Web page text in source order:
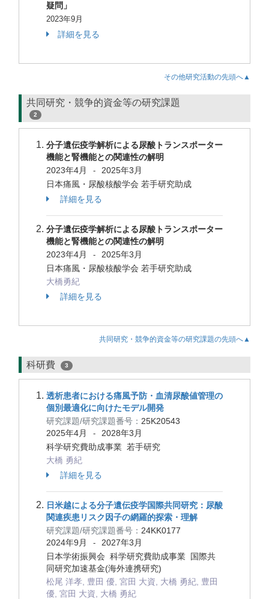
疑問」
2023年9月
詳細を見る
その他研究活動の先頭へ▲
共同研究・競争的資金等の研究課題
2
分子遺伝疫学解析による尿酸トランスポーター
機能と腎機能との関連性の解明
2023年4月
-
2025年3月
日本痛風・尿酸核酸学会 若手研究助成
詳細を見る
分子遺伝疫学解析による尿酸トランスポーター
機能と腎機能との関連性の解明
2023年4月
-
2025年3月
日本痛風・尿酸核酸学会 若手研究助成
大橋勇紀
詳細を見る
共同研究・競争的資金等の研究課題の先頭へ▲
科研費 3
透析患者における痛風予防・血清尿酸値管理の
個別最適化に向けたモデル開発
研究課題/研究課題番号： 25K20543
2025年4月
-
2028年3月
科学研究費助成事業 若手研究
大橋 勇紀
詳細を見る
日米越による分子遺伝疫学国際共同研究：尿酸
関連疾患リスク因子の網羅的探索・理解
研究課題/研究課題番号： 24KK0177
2024年9月
-
2027年3月
日本学術振興会 科学研究費助成事業 国際共
同研究加速基金(海外連携研究)
松尾 洋孝, 豊田 優, 宮田 大資, 大橋 勇紀, 豊田
優, 宮田 大資, 大橋 勇紀